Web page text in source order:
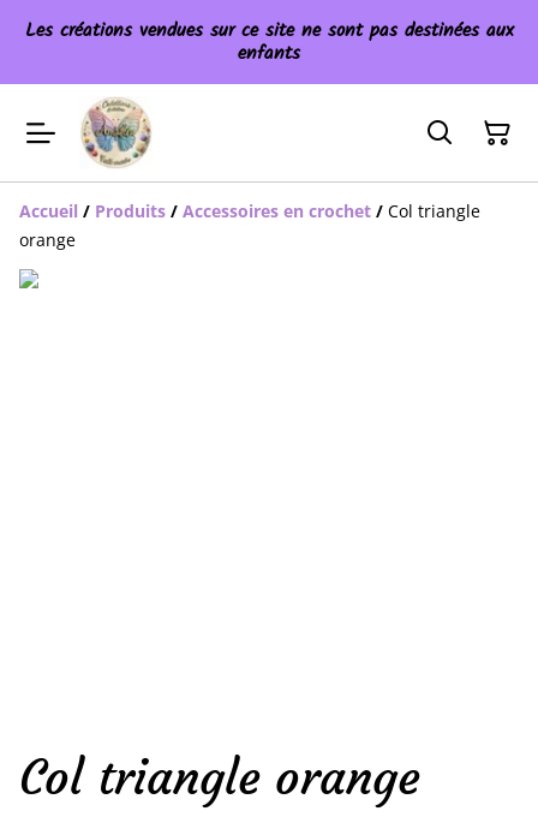
Les créations vendues sur ce site ne sont pas destinées aux
enfants
Accueil / Produits / Accessoires en crochet / Col triangle
orange
Col triangle orange